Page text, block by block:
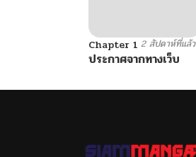
ตอนที่ 302
ตอนที่ 301
Chapter 1 2 สัปดาห์ที่แล้ว
ประกาศจากทางเว็บ